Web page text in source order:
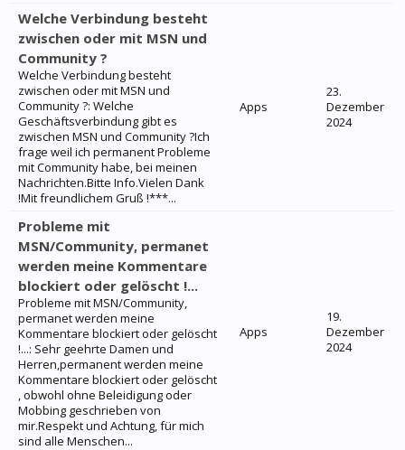
Welche Verbindung besteht
zwischen oder mit MSN und
Community ?
Welche Verbindung besteht
zwischen oder mit MSN und
Community ?: Welche
Geschäftsverbindung gibt es
zwischen MSN und Community ?Ich
frage weil ich permanent Probleme
mit Community habe, bei meinen
Nachrichten.Bitte Info.Vielen Dank
!Mit freundlichem Gruß !***...
Apps
23.
Dezember
2024
Probleme mit
MSN/Community, permanet
werden meine Kommentare
blockiert oder gelöscht !...
Probleme mit MSN/Community,
permanet werden meine
Kommentare blockiert oder gelöscht
!...: Sehr geehrte Damen und
Herren,permanent werden meine
Kommentare blockiert oder gelöscht
, obwohl ohne Beleidigung oder
Mobbing geschrieben von
mir.Respekt und Achtung, für mich
sind alle Menschen...
Apps
19.
Dezember
2024